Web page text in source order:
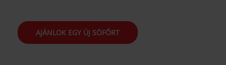
AJÁNLOK EGY ÚJ SÖFŐRT